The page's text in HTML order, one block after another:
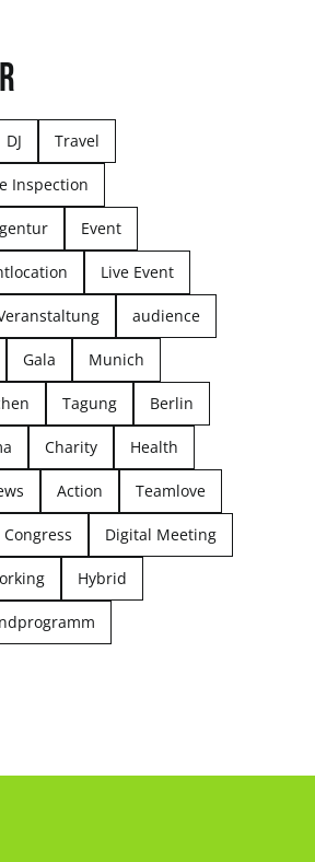
DJ Travel
Inspection
Event
Live Event
audience
Gala Munich
Tagung Berlin
Charity Health
Action Teamlove
Congress Digital Meeting
Hybrid